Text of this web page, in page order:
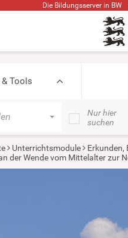
Die Bildungsserver in BW
Tools
Nur hier
suchen
Unterrichtsmodule
Erkunden,
der Wende vom Mittelalter zur